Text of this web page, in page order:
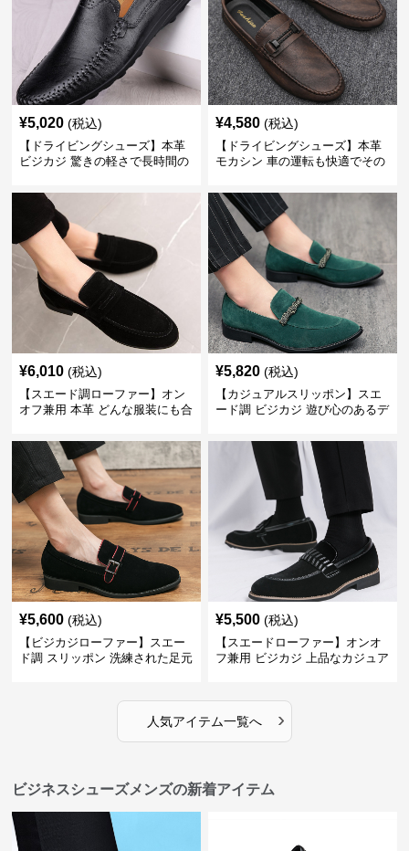
¥5,020 (税込)
【ドライビングシューズ】本革
ビジカジ 驚きの軽さで長時間の
¥4,580 (税込)
【ドライビングシューズ】本革
モカシン 車の運転も快適でその
¥6,010 (税込)
【スエード調ローファー】オン
オフ兼用 本革 どんな服装にも合
供
¥5,820 (税込)
【カジュアルスリッポン】スエ
ード調 ビジカジ 遊び心のあるデ
表現
¥5,600 (税込)
【ビジカジローファー】スエー
ド調 スリッポン 洗練された足元
¥5,500 (税込)
【スエードローファー】オンオ
フ兼用 ビジカジ 上品なカジュア
人気アイテム一覧へ ›
ビジネスシューズメンズの新着アイテム